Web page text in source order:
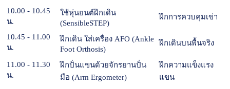
10.00 - 10.45
น.
ใช้หุ่นยนต์ฝึกเดิน
(SensibleSTEP)
ฝึกการควบคุมเข่า
10.45 - 11.00
น.
ฝึกเดิน ใส่เครื่อง AFO (Ankle
Foot Orthosis)
ฝึกเดินบนพื้นจริง
11.00 - 11.30
น.
ฝึกปั่นแขนด้วยจักรยานปั่น
มือ (Arm Ergometer)
ฝึกความแข็งแรง
แขน